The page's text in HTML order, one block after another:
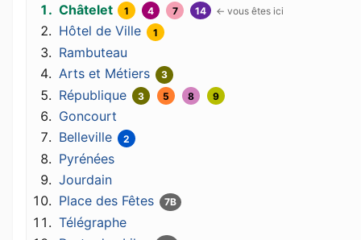
Châtelet 1 4 7 14
Hôtel de Ville 1
Rambuteau
Arts et Métiers
3
République 3 5 8 9
Goncourt
Belleville
2
Pyrénées
Jourdain
Place des Fêtes
7B
Télégraphe